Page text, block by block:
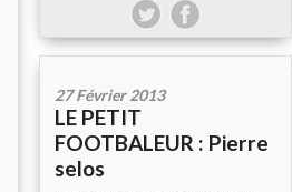
27 Février 2013
LE PETIT
FOOTBALEUR : Pierre
selos